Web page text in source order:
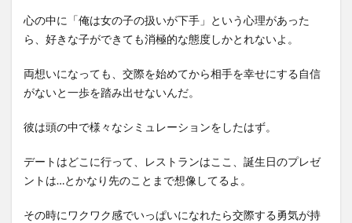
心の中に「俺は女の子の扱いが下手」という心理があった
ら、好きな子ができても消極的な態度しかとれないよ。
両想いになっても、交際を始めてから相手を幸せにする自信
がないと一歩を踏み出せないんだ。
彼は頭の中で様々なシミュレーションをしたはず。
デートはどこに行って、レストランはここ、誕生日のプレゼ
ントは…とかなり先のことまで想像してるよ。
その時にワクワク感でいっぱいになれたら交際する勇気が持